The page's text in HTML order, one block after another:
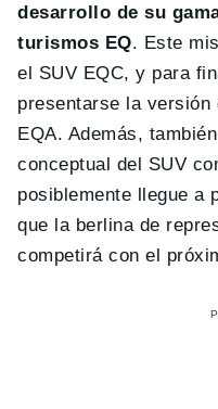
desarrollo de su
turismos EQ. Este
el SUV EQC, y para
presentarse la versión
EQA. Además,
conceptual del SUV
posiblemente llegue a
que la berlina de
competirá con el